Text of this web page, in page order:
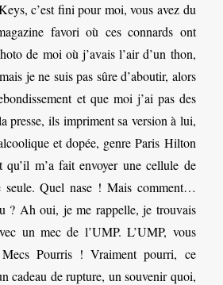
c’est fini pour moi, vous avez du
favori où ces connards ont
de moi où j’avais l’air d’un thon,
je ne suis pas sûre d’aboutir, alors
et que moi j’ai pas des
presse, ils impriment sa version à lui,
et dopée, genre Paris Hilton
m’a fait envoyer une cellule de
seule. Quel nase ! Mais comment…
? Ah oui, je me rappelle, je trouvais
un mec de l’UMP. L’UMP, vous
Pourris ! Vraiment pourri, ce
cadeau de rupture, un souvenir quoi,